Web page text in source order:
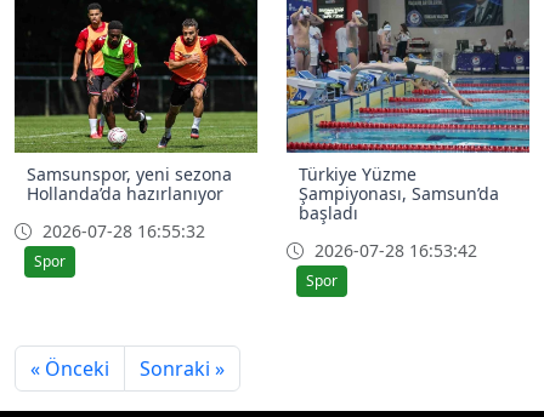
Samsunspor, yeni sezona
Hollanda’da hazırlanıyor
2026-07-28 16:55:32
Spor
Türkiye Yüzme
Şampiyonası, Samsun’da
başladı
2026-07-28 16:53:42
Spor
« Önceki Sonraki »